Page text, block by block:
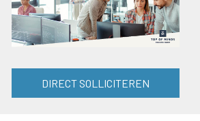
DIRECT SOLLICITEREN